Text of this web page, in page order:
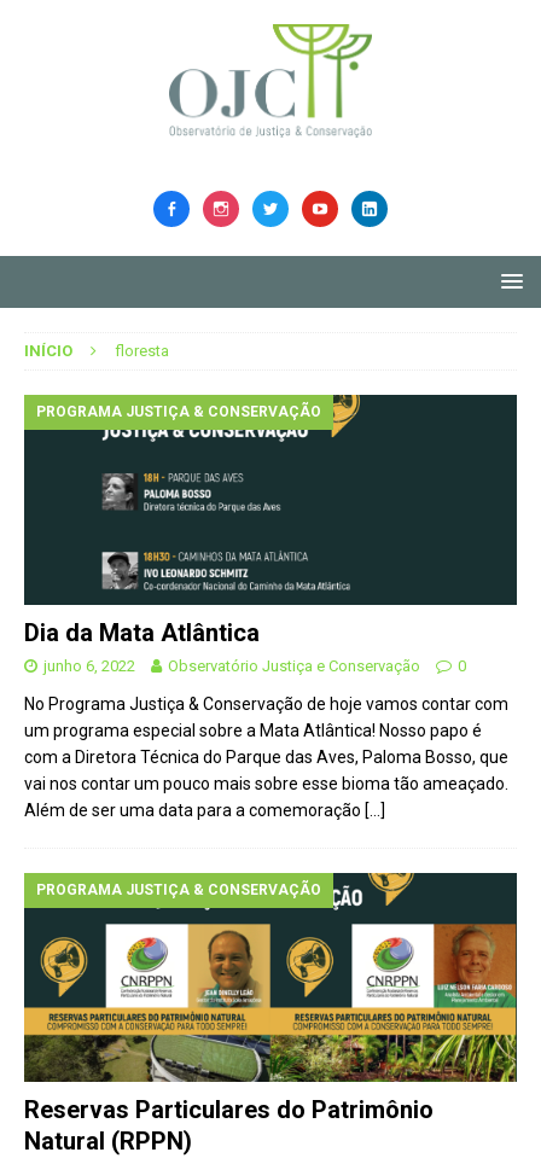
INÍCIO floresta
PROGRAMA JUSTIÇA & CONSERVAÇÃO
Dia da Mata Atlântica
junho 6, 2022 Observatório Justiça e Conservação 0
No Programa Justiça & Conservação de hoje vamos contar com
um programa especial sobre a Mata Atlântica! Nosso papo é
com a Diretora Técnica do Parque das Aves, Paloma Bosso, que
vai nos contar um pouco mais sobre esse bioma tão ameaçado.
Além de ser uma data para a comemoração […]
PROGRAMA JUSTIÇA & CONSERVAÇÃO
Reservas Particulares do Patrimônio
Natural (RPPN)